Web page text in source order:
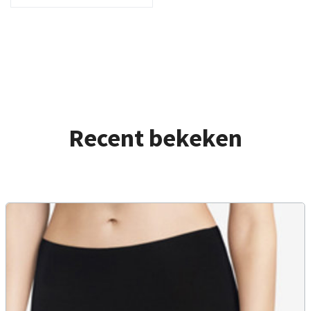
Recent bekeken